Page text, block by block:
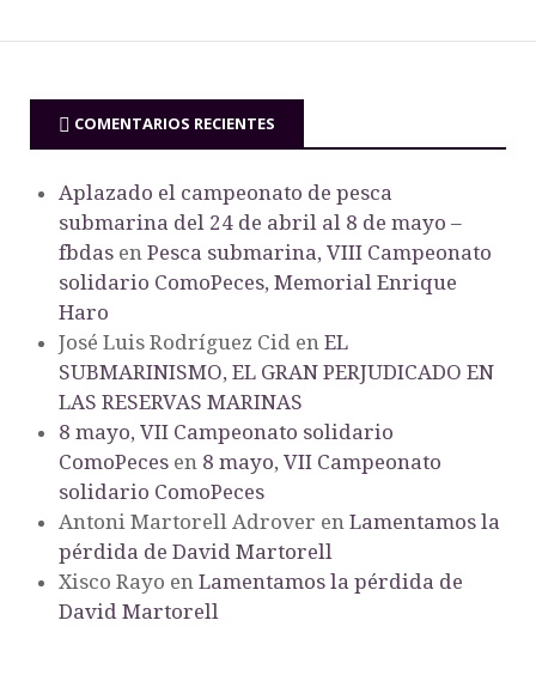
COMENTARIOS RECIENTES
Aplazado el campeonato de pesca
submarina del 24 de abril al 8 de mayo –
fbdas en Pesca submarina, VIII Campeonato
solidario ComoPeces, Memorial Enrique
Haro
José Luis Rodríguez Cid en EL
SUBMARINISMO, EL GRAN PERJUDICADO EN
LAS RESERVAS MARINAS
8 mayo, VII Campeonato solidario
ComoPeces en 8 mayo, VII Campeonato
solidario ComoPeces
Antoni Martorell Adrover en Lamentamos la
pérdida de David Martorell
Xisco Rayo en Lamentamos la pérdida de
David Martorell